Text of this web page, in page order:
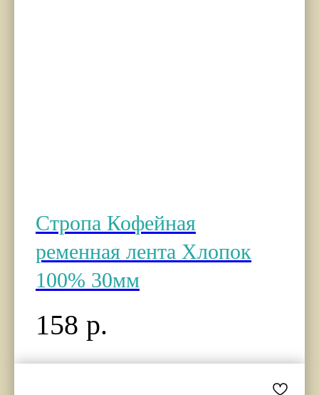
Стропа Кофейная
ременная лента Хлопок
100% 30мм
158 р.